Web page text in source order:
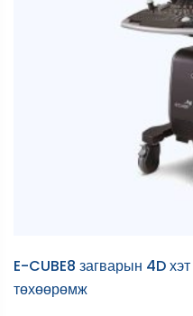
E-CUBE8 загварын 4D
төхөөрөмж